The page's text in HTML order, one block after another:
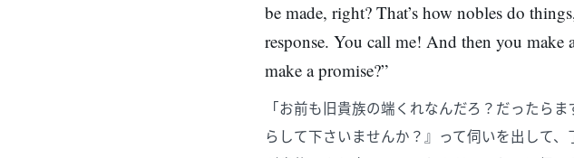
be made, right? That’s how nobles do
response. You call me! And then you
make a promise?”
「お前も旧貴族の端くれなんだろ？だったら
らして下さいませんか？』って伺いを出して